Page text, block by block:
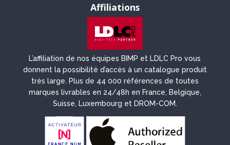
Affiliations
L’affiliation de nos équipes BIMP et LDLC Pro vous
donnent la possibilité d’accès à un catalogue produit
très large. Plus de 44 000 références de toutes
marques livrables en 24/48h en France, Belgique,
Suisse, Luxembourg et DROM-COM.